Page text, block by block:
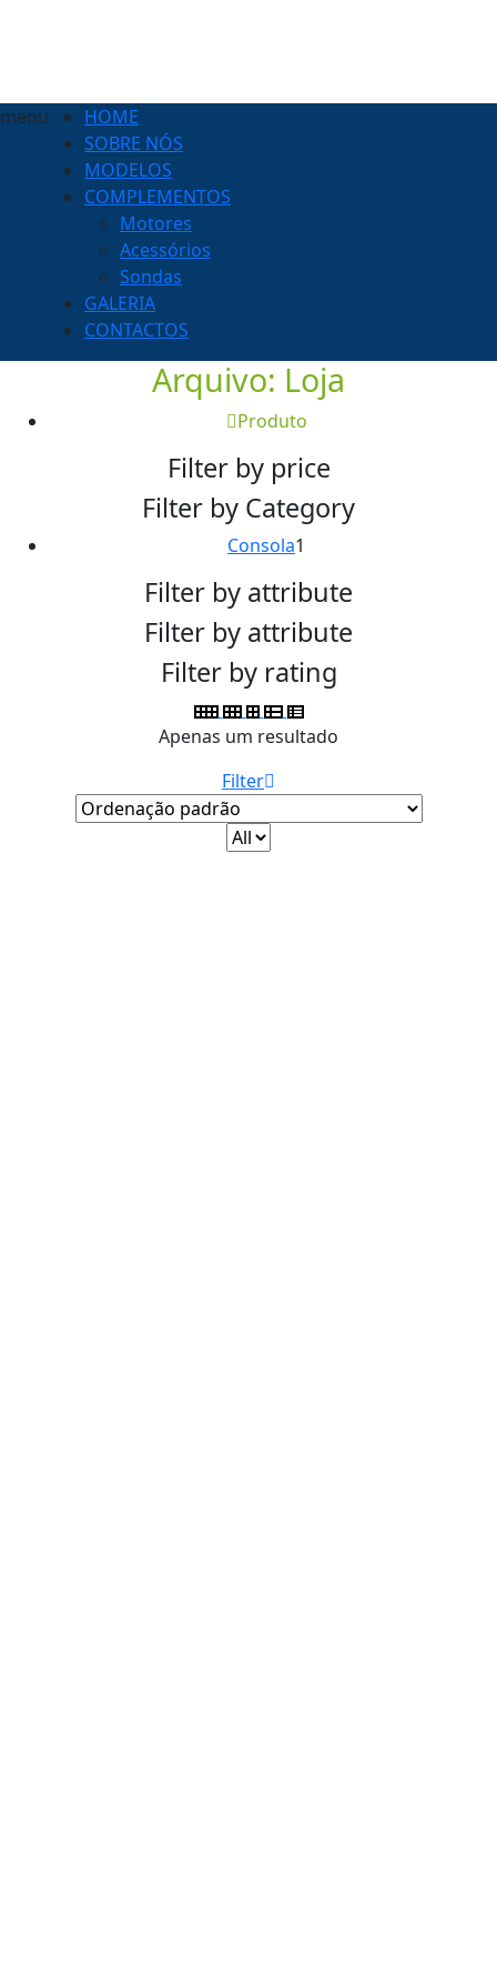
menu
HOME
SOBRE NÓS
MODELOS
COMPLEMENTOS
Motores
Acessórios
Sondas
GALERIA
CONTACTOS
Arquivo: Loja
Produto
Filter by price
Filter by Category
Consola1
Filter by attribute
Filter by attribute
Filter by rating
Apenas um resultado
Filter